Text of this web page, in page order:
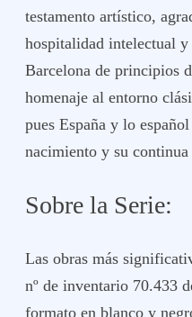
testamento artístico,
hospitalidad intelectual
Barcelona de principios
homenaje al entorno
pues España y lo
nacimiento y su
Sobre la Serie:
Las obras más
nº de inventario 70.433
formato en blanco y